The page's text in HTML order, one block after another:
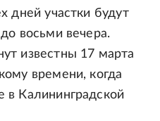
дней участки будут
восьми вечера.
известны 17 марта
времени, когда
в Калининградской